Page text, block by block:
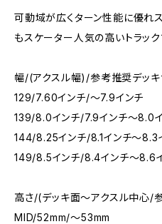
可動域が広くターン性能に優れ
もスケーター人気の高いトラック
幅/(アクスル幅)/参考推奨デッキ
129/7.60インチ/〜7.9インチ
139/8.0インチ/7.9インチ〜8.0
144/8.25インチ/8.1インチ〜8.3
149/8.5インチ/8.4インチ〜8.6
高さ/(デッキ面〜アクスル中心/
MID/52mm/〜53mm